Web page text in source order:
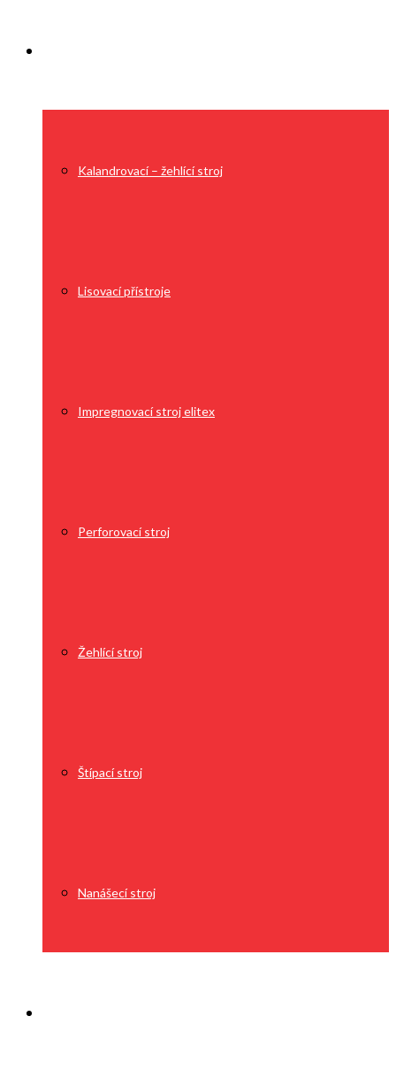
Kalandrovací – žehlící stroj
Lisovací přístroje
Impregnovací stroj elitex
Perforovací stroj
Žehlící stroj
Štípací stroj
Nanášecí stroj